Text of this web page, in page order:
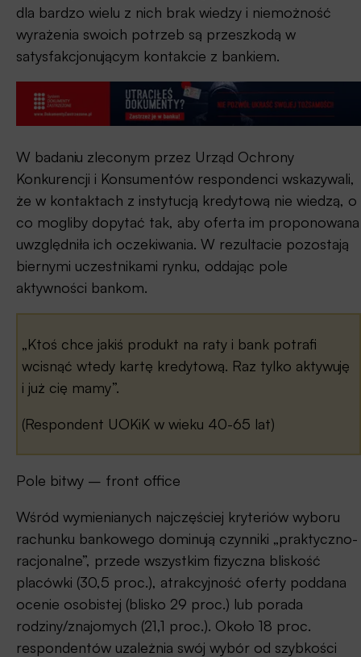
dla bardzo wielu z nich brak wiedzy i niemożność
wyrażenia swoich potrzeb są przeszkodą w
satysfakcjonującym kontakcie z bankiem.
W badaniu zleconym przez Urząd Ochrony
Konkurencji i Konsumentów respondenci wskazywali,
że w kontaktach z instytucją kredytową nie wiedzą, o
co mogliby dopytać tak, aby oferta im proponowana
uwzględniła ich oczekiwania. W rezultacie pozostają
biernymi uczestnikami rynku, oddając pole
aktywności bankom.
„Ktoś chce jakiś produkt na raty i bank potrafi
wcisnąć wtedy kartę kredytową. Raz tylko aktywuję
i już cię mamy”.
(Respondent UOKiK w wieku 40-65 lat)
Pole bitwy – front office
Wśród wymienianych najczęściej kryteriów wyboru
rachunku bankowego dominują czynniki „praktyczno-
racjonalne”, przede wszystkim fizyczna bliskość
placówki (30,5 proc.), atrakcyjność oferty poddana
ocenie osobistej (blisko 29 proc.) lub porada
rodziny/znajomych (21,1 proc.). Około 18 proc.
respondentów uzależnia swój wybór od szybkości